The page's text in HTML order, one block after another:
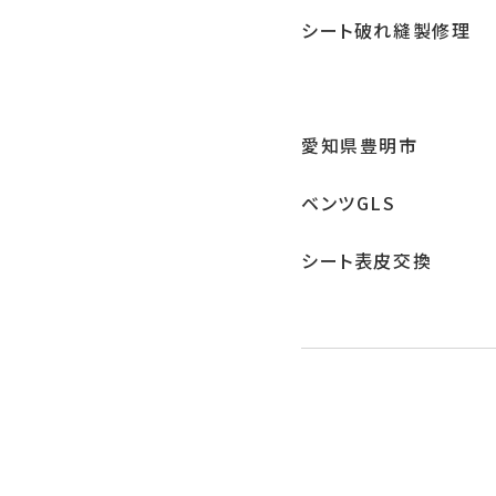
シート破れ縫製修理
愛知県豊明市
ベンツGLS
シート表皮交換